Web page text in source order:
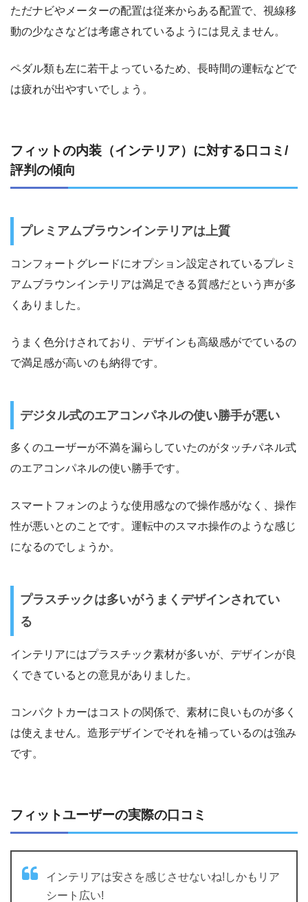
ただナビやメーターの配置は従来からある配置で、視線移
動の少なさなどは考慮されているようには見えません。
ペダル類も左に若干よっているため、長時間の運転などで
は疲れが出やすいでしょう。
フィットの内装（インテリア）に対する口コミ/
評判の傾向
プレミアムブラウンインテリアは上質
コンフォートグレードにオプション設定されているプレミ
アムブラウンインテリアは満足できる質感だという声が多
くありました。
うまく色分けされており、デザインも高級感がでているの
で満足感が高いのも納得です。
デジタル式のエアコンパネルの使い勝手が悪い
多くのユーザーが不満を漏らしていたのがタッチパネル式
のエアコンパネルの使い勝手です。
スマートフォンのような使用感なので操作感がなく、操作
性が悪いとのことです。運転中のスマホ操作のような感じ
になるのでしょうか。
プラスチックは多いがうまくデザインされてい
る
インテリアにはプラスチック素材が多いが、デザインが良
くできているとの意見がありました。
コンパクトカーはコストの関係で、素材に良いものが多く
は使えません。造形デザインでそれを補っているのは強み
です。
フィットユーザーの実際の口コミ
インテリアは安さを感じさせないね!しかもリア
シート広い!